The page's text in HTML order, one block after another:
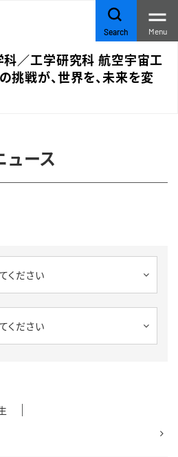
／工学研究科 航空宇宙工
挑戦が、世界を、未来を変
Search Menu
ュース
ください
ください